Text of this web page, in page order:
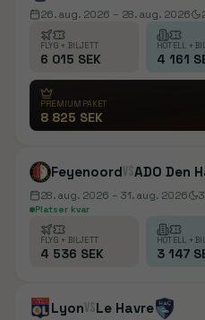
26. aug. 2026 – 28. aug. 2026
FLYG + BILJETT
6 015 SEK
HOTELL +
4 161
PREMIUMPAKET
8 825 SEK
FeyenoordvsADO Den
28. aug. 2026 – 31. aug. 2026 3
Platser kvar
FLYG + BILJETT
4 536 SEK
HOTELL +
3 147
LyonvsLe Havre